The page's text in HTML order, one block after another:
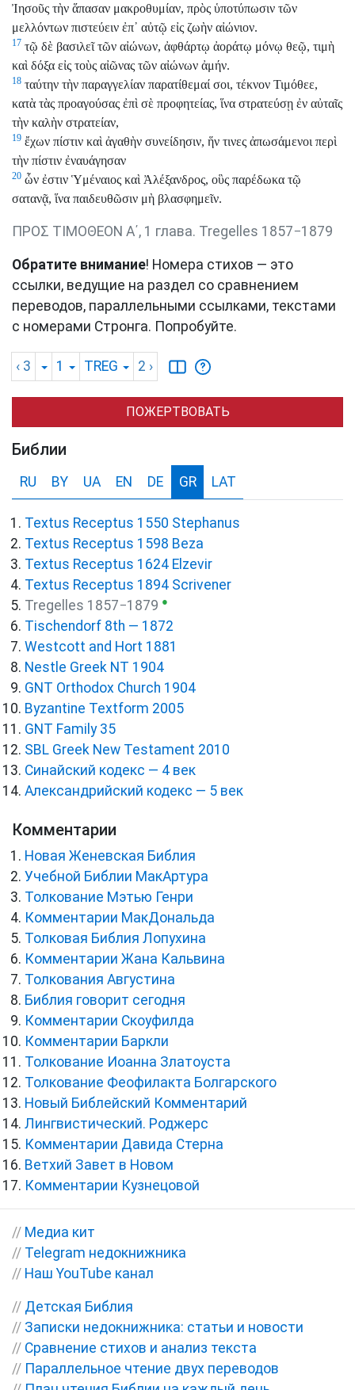
Ἰησοῦς τὴν ἅπασαν μακροθυμίαν, πρὸς ὑποτύπωσιν τῶν
μελλόντων πιστεύειν ἐπ᾽ αὐτῷ εἰς ζωὴν αἰώνιον.
17 τῷ δὲ βασιλεῖ τῶν αἰώνων, ἀφθάρτῳ ἀοράτῳ μόνῳ θεῷ, τιμὴ
καὶ δόξα εἰς τοὺς αἰῶνας τῶν αἰώνων ἀμήν.
18 ταύτην τὴν παραγγελίαν παρατίθεμαί σοι, τέκνον Τιμόθεε,
κατὰ τὰς προαγούσας ἐπὶ σὲ προφητείας, ἵνα στρατεύσῃ ἐν αὐταῖς
τὴν καλὴν στρατείαν,
19 ἔχων πίστιν καὶ ἀγαθὴν συνείδησιν, ἥν τινες ἀπωσάμενοι περὶ
τὴν πίστιν ἐναυάγησαν
20 ὧν ἐστιν Ὑμέναιος καὶ Ἀλέξανδρος, οὓς παρέδωκα τῷ
σατανᾷ, ἵνα παιδευθῶσιν μὴ βλασφημεῖν.
ΠΡΟΣ ΤΙΜΟΘΕΟΝ Α΄, 1 глава. Tregelles 1857−1879
Обратите внимание! Номера стихов — это
ссылки, ведущие на раздел со сравнением
переводов, параллельными ссылками, текстами
с номерами Стронга. Попробуйте.
‹ 3 1 TREG 2 ›
ПОЖЕРТВОВАТЬ
Библии
RU BY UA EN DE GR LAT
Textus Receptus 1550 Stephanus
Textus Receptus 1598 Beza
Textus Receptus 1624 Elzevir
Textus Receptus 1894 Scrivener
Tregelles 1857−1879 ●
Tischendorf 8th — 1872
Westcott and Hort 1881
Nestle Greek NT 1904
GNT Orthodox Church 1904
Byzantine Textform 2005
GNT Family 35
SBL Greek New Testament 2010
Синайский кодекс — 4 век
Александрийский кодекс — 5 век
Комментарии
Новая Женевская Библия
Учебной Библии МакАртура
Толкование Мэтью Генри
Комментарии МакДональда
Толковая Библия Лопухина
Комментарии Жана Кальвина
Толкования Августина
Библия говорит сегодня
Комментарии Скоуфилда
Комментарии Баркли
Толкование Иоанна Златоуста
Толкование Феофилакта Болгарского
Новый Библейский Комментарий
Лингвистический. Роджерс
Комментарии Давида Стерна
Ветхий Завет в Новом
Комментарии Кузнецовой
// Медиа кит
// Telegram недокнижника
// Наш YouTube канал
// Детская Библия
// Записки недокнижника: статьи и новости
// Сравнение стихов и анализ текста
// Параллельное чтение двух переводов